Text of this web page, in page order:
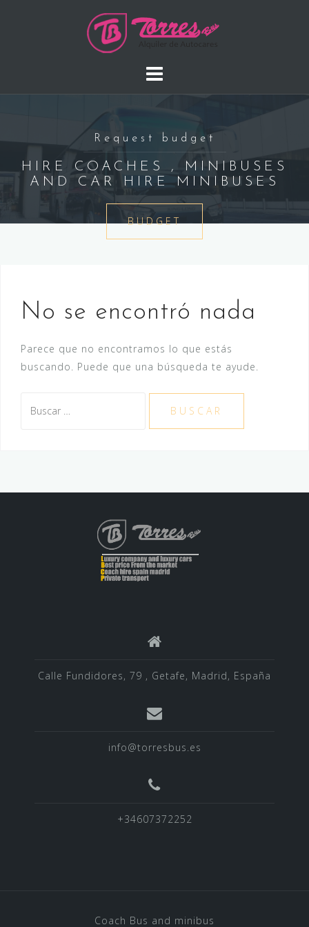
Request budget
HIRE COACHES , MINIBUSES
AND CAR HIRE MINIBUSES
BUDGET
No se encontró nada
Parece que no encontramos lo que estás
buscando. Puede que una búsqueda te ayude.
Calle Fundidores, 79 , Getafe, Madrid, España
info@torresbus.es
+34607372252
Coach Bus and minibus